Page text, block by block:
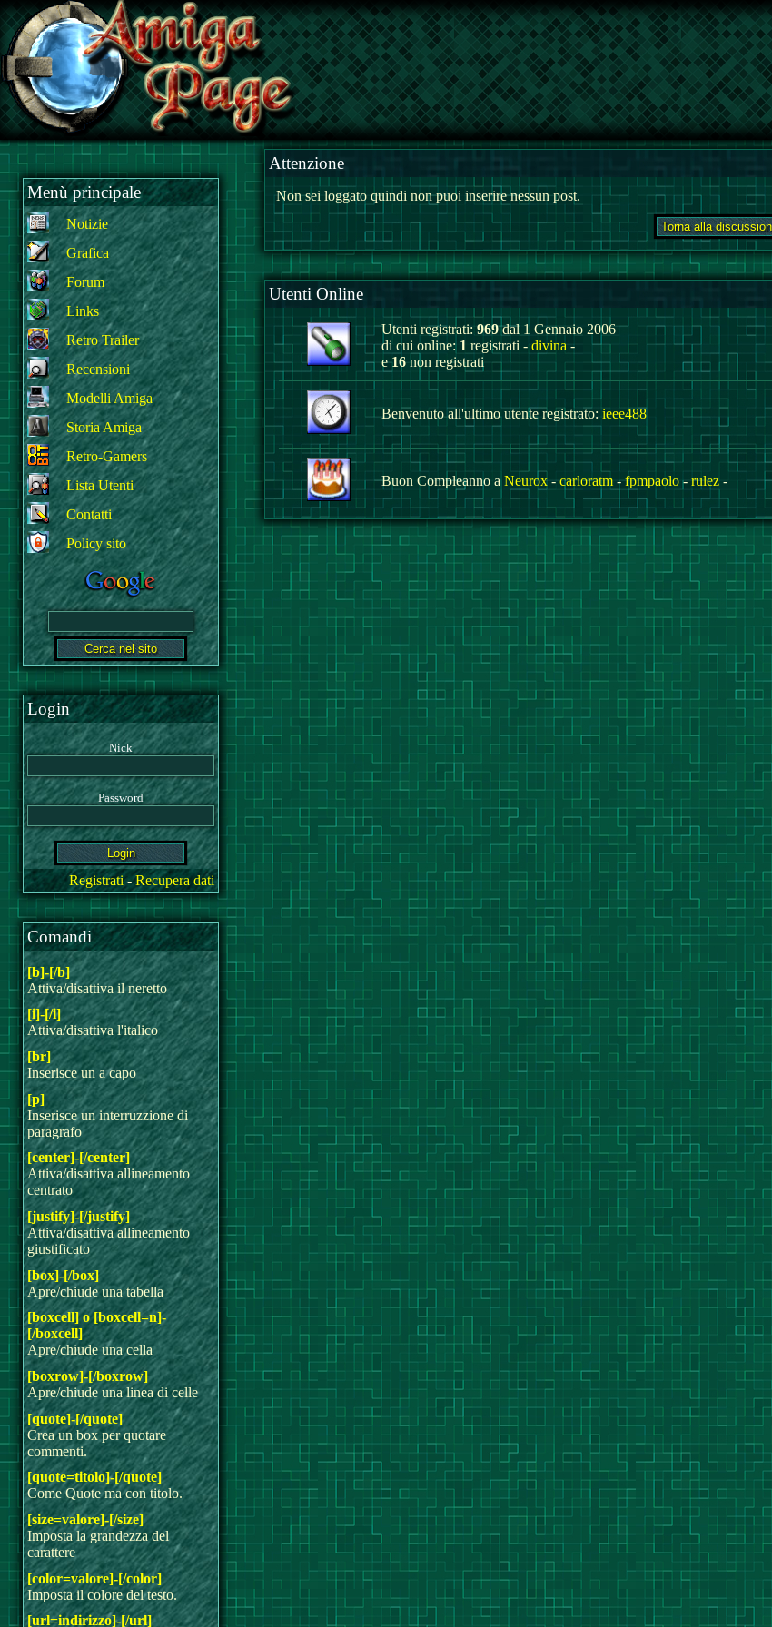
Menù principale
Notizie
Grafica
Forum
Links
Retro Trailer
Recensioni
Modelli Amiga
Storia Amiga
Retro-Gamers
Lista Utenti
Contatti
Policy sito
Login
Nick
Password
Registrati-Recupera dati
Comandi
[b]-[/b]
Attiva/disattiva il neretto
[i]-[/i]
Attiva/disattiva l'italico
[br]
Inserisce un a capo
[p]
Inserisce un interruzzione di
paragrafo
[center]-[/center]
Attiva/disattiva allineamento
centrato
[justify]-[/justify]
Attiva/disattiva allineamento
giustificato
[box]-[/box]
Apre/chiude una tabella
[boxcell] o [boxcell=n]-
[/boxcell]
Apre/chiude una cella
[boxrow]-[/boxrow]
Apre/chiude una linea di celle
[quote]-[/quote]
Crea un box per quotare
commenti.
[quote=titolo]-[/quote]
Come Quote ma con titolo.
[size=valore]-[/size]
Imposta la grandezza del
carattere
[color=valore]-[/color]
Imposta il colore del testo.
[url=indirizzo]-[/url]
Attenzione
Non sei loggato quindi non puoi inserire nessun post.
Utenti Online
Utenti registrati: 969dal 1 Gennaio 2006
di cui online: 1 registrati - divina -
e16 non registrati
Benvenuto all'ultimo utente registrato: ieee488
Buon Compleanno a Neurox - carloratm - fpmpaolo- rulez -